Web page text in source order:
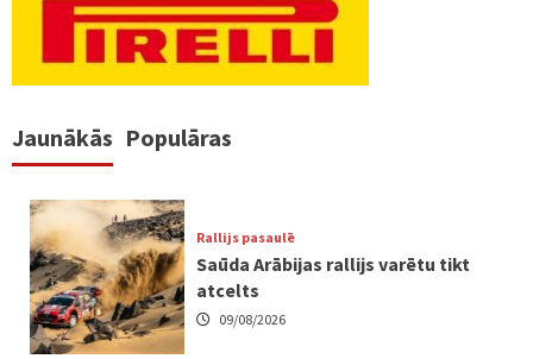
Jaunākās Populāras
Rallijs pasaulē
Saūda Arābijas rallijs varētu tikt
atcelts
09/08/2026